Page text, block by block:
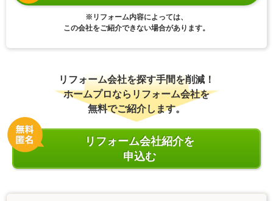
※リフォーム内容によっては、
この会社をご紹介できない場合があります。
リフォーム会社を探す手間を削減！
ホームプロならリフォーム会社を
無料でご紹介します。
リフォーム会社紹介を
申込む